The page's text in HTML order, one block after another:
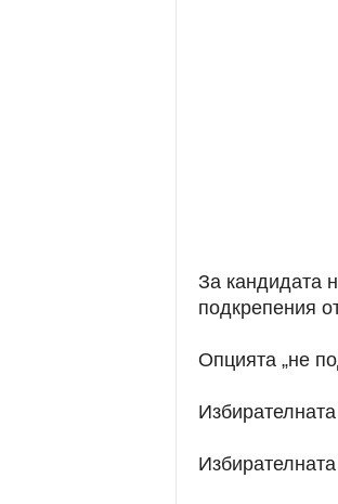
За кандидата
подкрепения
Опцията „не